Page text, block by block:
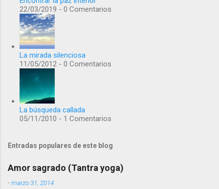
22/03/2019 - 0 Comentarios
La mirada silenciosa
11/05/2012 - 0 Comentarios
La búsqueda callada
05/11/2010 - 1 Comentarios
Entradas populares de este blog
Amor sagrado (Tantra yoga)
-marzo 31, 2014